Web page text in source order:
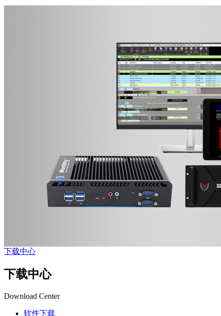
下载中心
下载中心
Download Center
软件下载